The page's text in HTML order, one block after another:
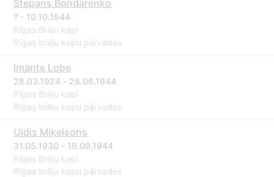
Stepans Bondarenko
? - 10.10.1944
Rīgas Brāļu kapi
Rīgas brāļu kapu pārvades
Imants Lobe
28.03.1924 - 28.06.1944
Rīgas Brāļu kapi
Rīgas brāļu kapu pārvades
Uldis Miķelsons
31.05.1930 - 19.09.1944
Rīgas Brāļu kapi
Rīgas brāļu kapu pārvades